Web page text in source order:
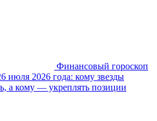
Финансовый гороскоп
июля 2026 года: кому звезды
а кому — укреплять позиции